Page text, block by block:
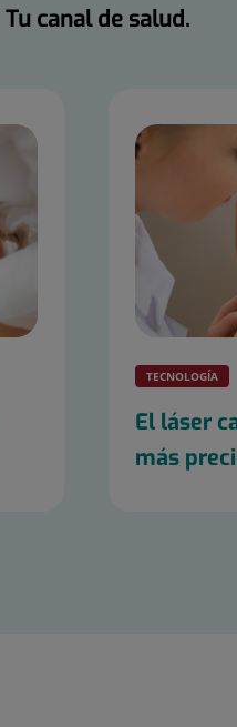
Tu canal de salud.
TECNOLOGÍA
El láser
más